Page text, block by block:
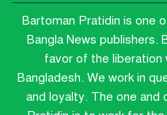
Bartoman Pratidin is one
Bangla News publishers.
favor of the liberation
Bangladesh. We work in
and loyalty. The one and